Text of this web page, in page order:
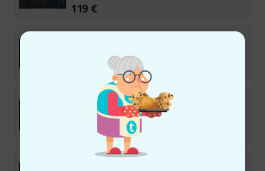
119 €
AntaresAutoTune Vocal EQ
Download-Lizenz
Antares Choir
13
Download-Lizenz
AntaresVocal Prep